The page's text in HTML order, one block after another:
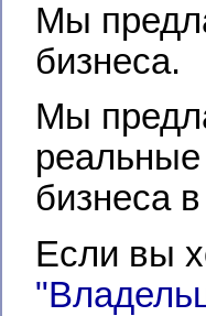
Мы
бизнеса.
Мы
реальные
бизнеса
Если вы